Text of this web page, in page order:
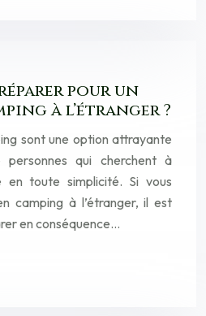
pour un
à l’étranger ?
sont une option attrayante
qui cherchent à
toute simplicité. Si vous
camping à l’étranger, il est
en conséquence…